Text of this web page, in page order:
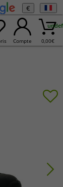
€
Compte 0,00€